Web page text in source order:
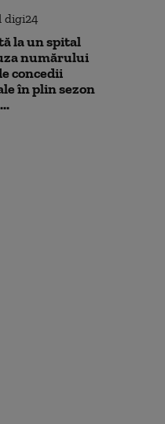
la un spital
numărului
concedii
în plin sezon